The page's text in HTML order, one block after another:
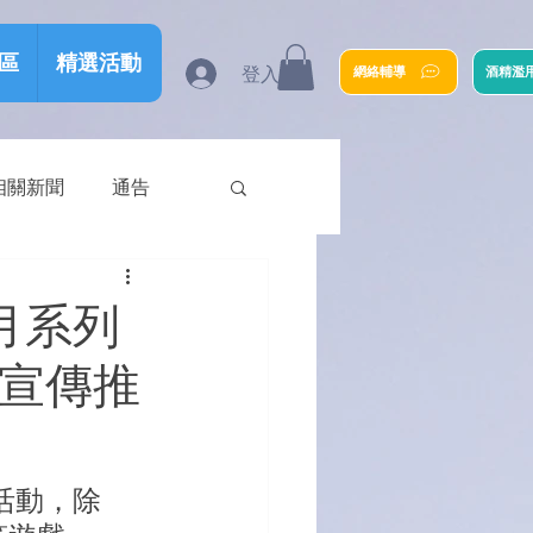
精選活動 登入 網絡輔導 酒精濫
關新聞 通告
系列
傳推
動，除